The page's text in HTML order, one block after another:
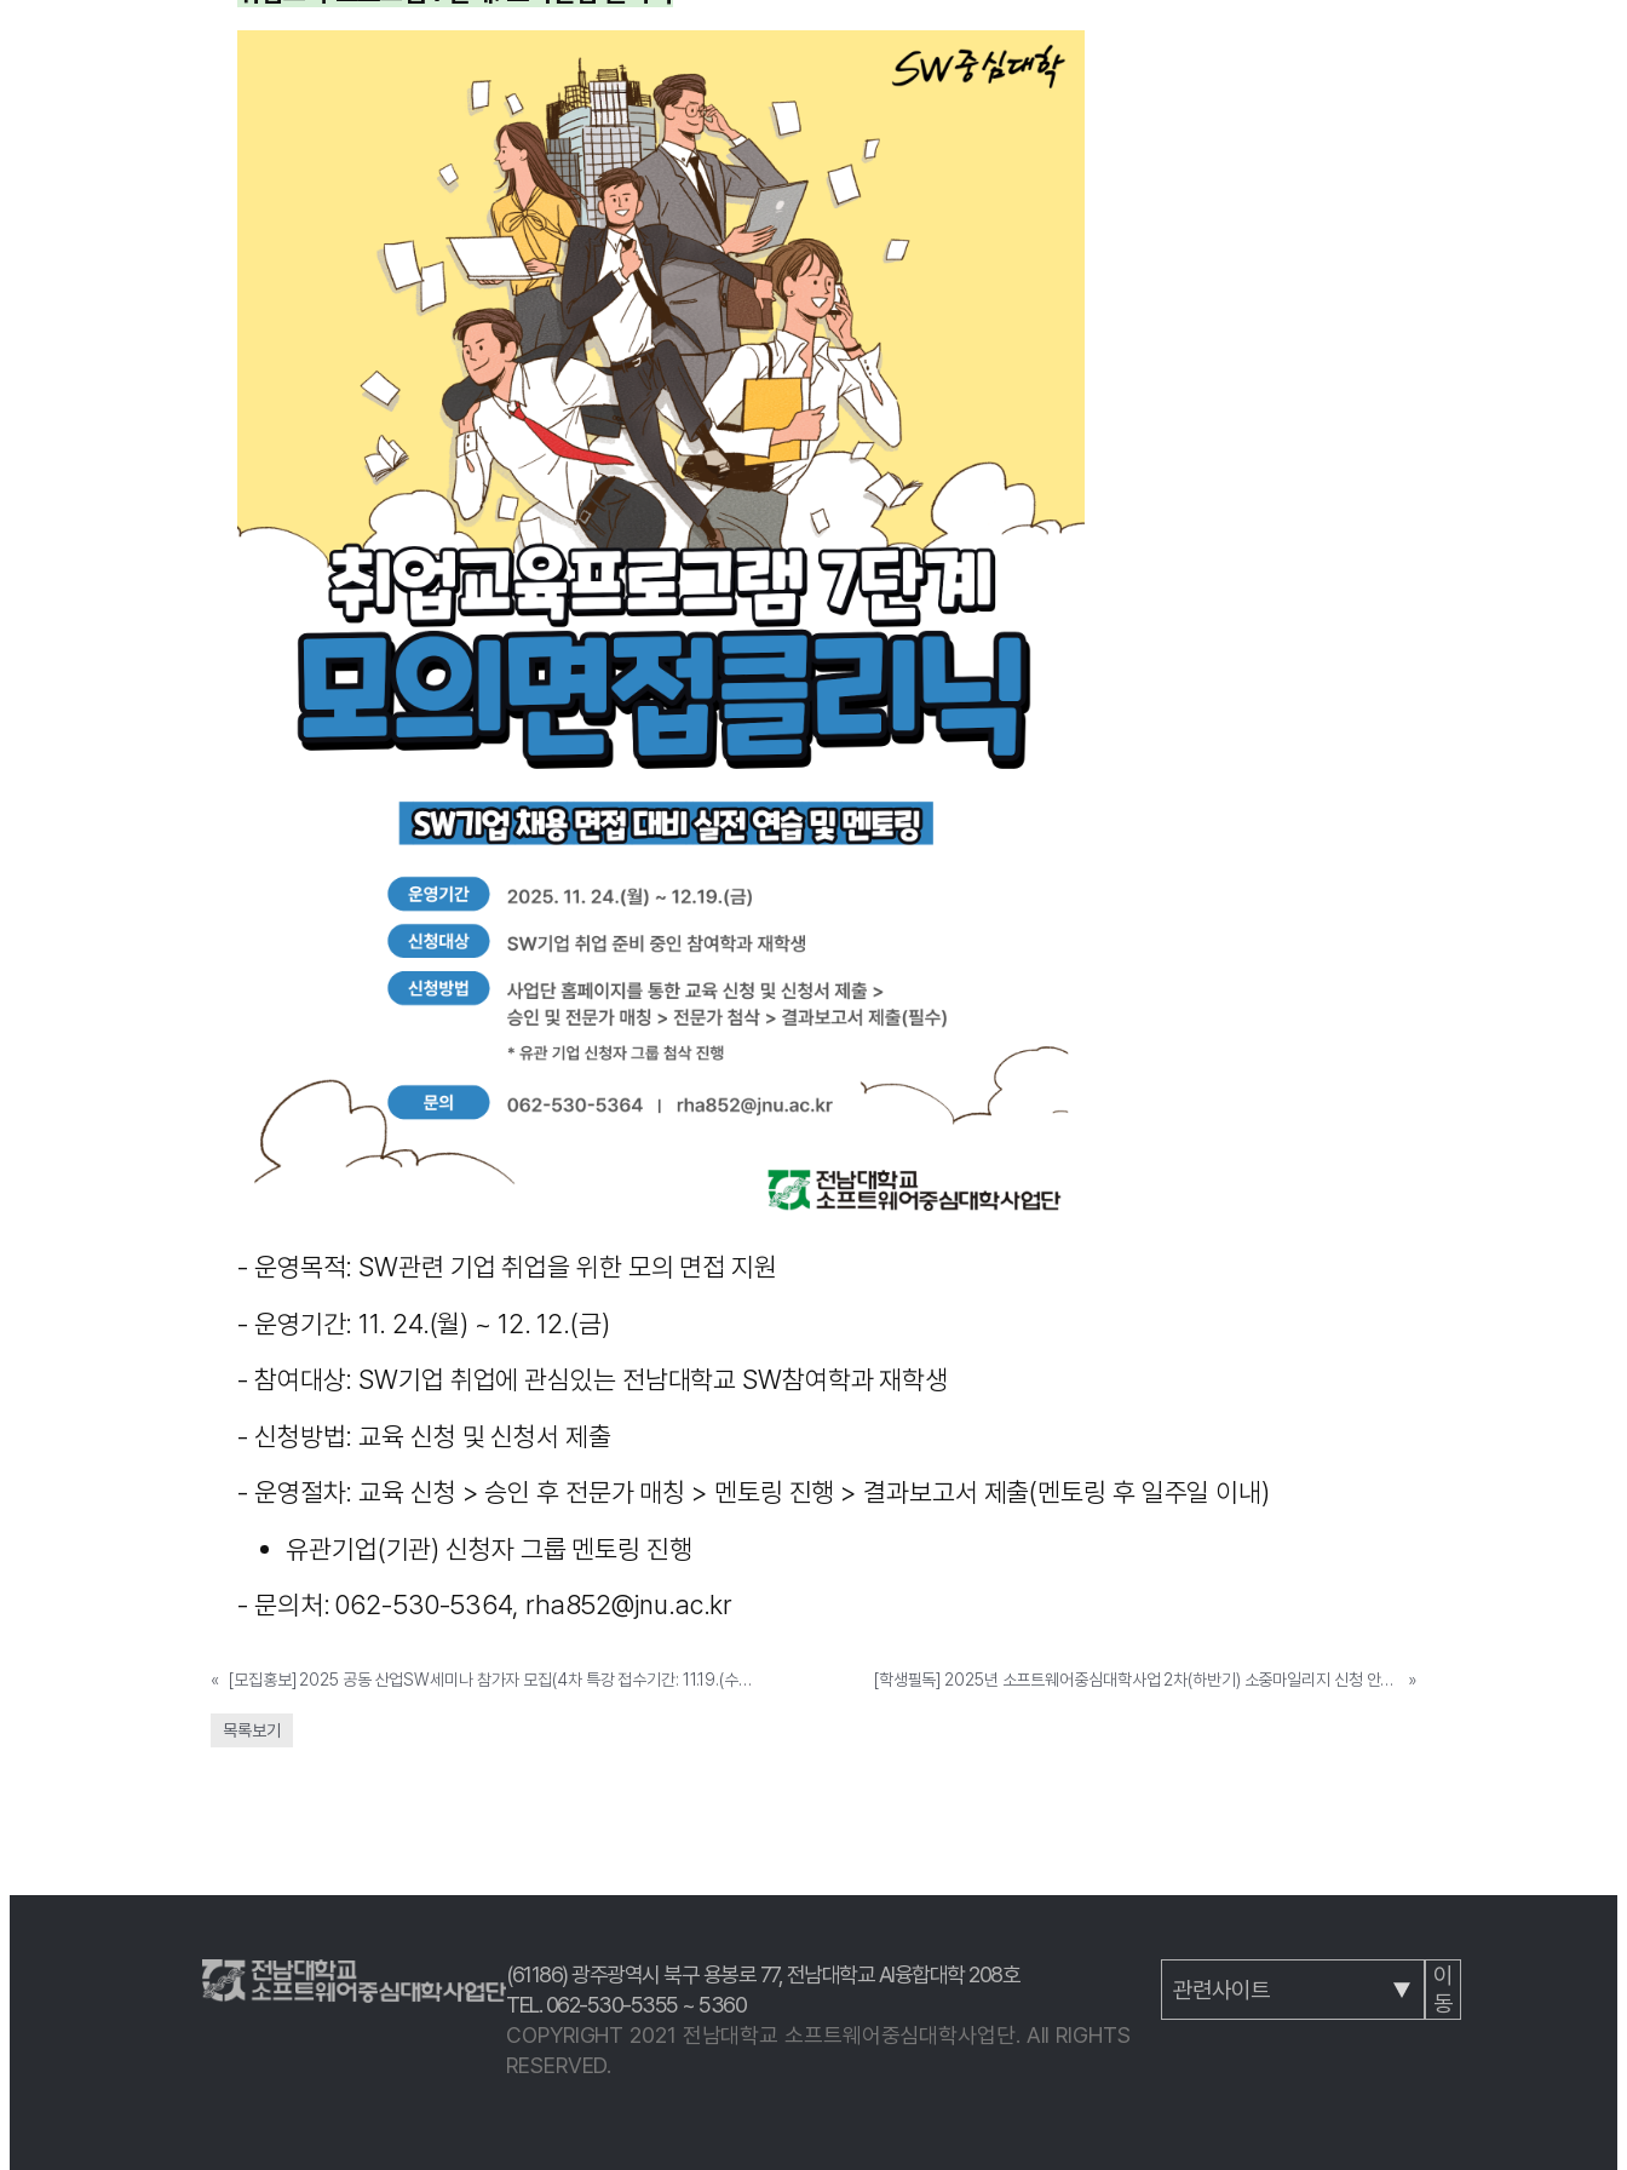
- 운영목적: SW관련 기업 취업을 위한 모의 면접 지원
- 운영기간: 11. 24.(월) ~ 12. 12.(금)
- 참여대상: SW기업 취업에 관심있는 전남대학교 SW참여학과 재학생
- 신청방법: 교육 신청 및 신청서 제출
- 운영절차: 교육 신청 > 승인 후 전문가 매칭 > 멘토링 진행 > 결과보고서 제출(멘토링 후 일주일 이내)
유관기업(기관) 신청자 그룹 멘토링 진행
- 문의처: 062-530-5364, rha852@jnu.ac.kr
« [모집홍보] 2025 공동 산업SW세미나 참가자 모집(4차 특강 접수기간: 11.19.(수)~11.23.(일)까지) [학생필독] 2025년 소프트웨어중심대학사업 2차(하반기) 소중마일리지 신청 안내(~12. 3.까지) »
목록보기
(61186) 광주광역시 북구 용봉로 77,전남대학교 AI융합대학 208호
TEL. 062-530-5355 ~ 5360
COPYRIGHT 2021 전남대학교 소프트웨어중심대학사업단. All RIGHTS
RESERVED.
이
동